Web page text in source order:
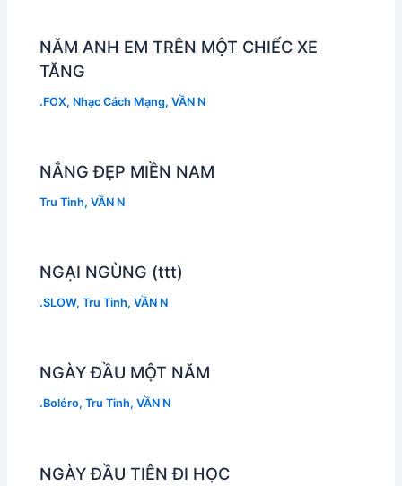
NĂM ANH EM TRÊN MỘT CHIẾC XE
TĂNG
.FOX, Nhạc Cách Mạng,VẦN N
NẮNG ĐẸP MIỀN NAM
Tru Tinh,VẦN N
NGẠI NGÙNG (ttt)
.SLOW,Tru Tinh,VẦN N
NGÀY ĐẦU MỘT NĂM
.Boléro,Tru Tinh,VẦN N
NGÀY ĐẦU TIÊN ĐI HỌC